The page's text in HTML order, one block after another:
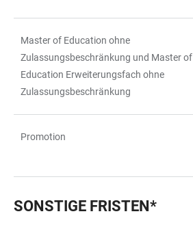
Master of Education ohne
Zulassungsbeschränkung und Master of
Education Erweiterungsfach ohne
Zulassungsbeschränkung
Promotion
SONSTIGE FRISTEN*